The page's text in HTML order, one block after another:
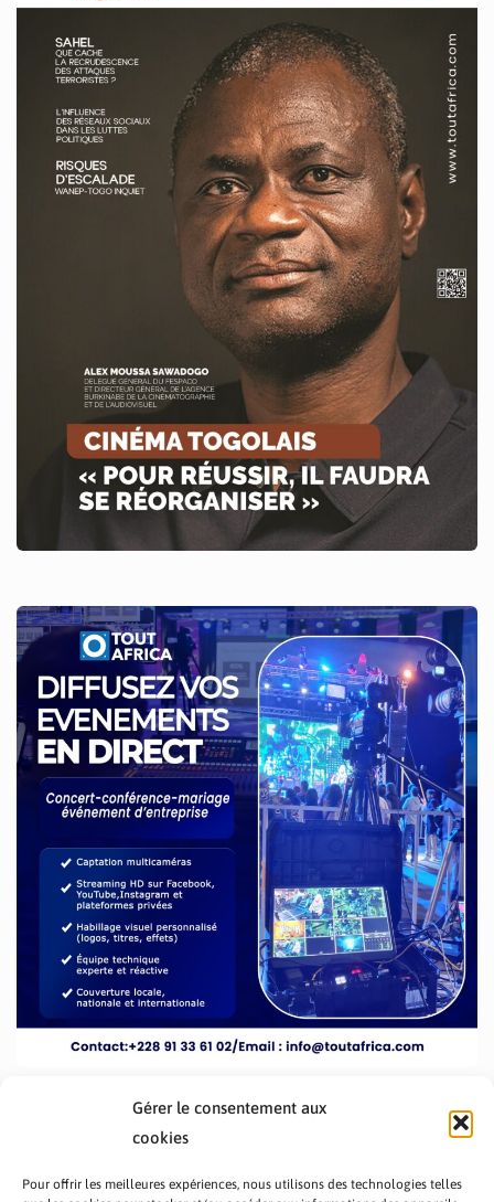
Gérer le consentement aux
cookies
Pour offrir les meilleures expériences, nous utilisons des technologies telles